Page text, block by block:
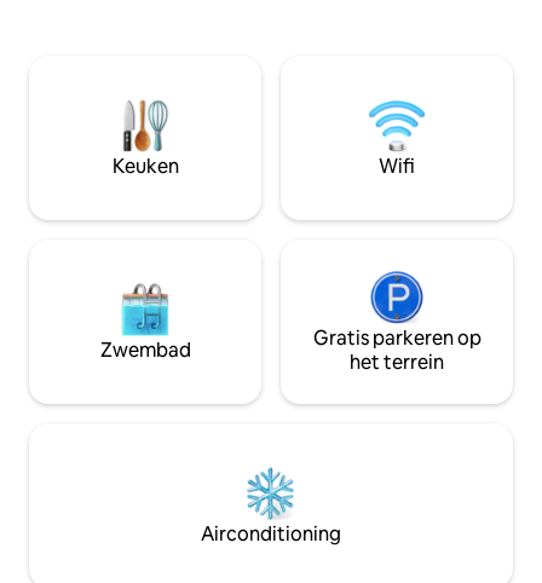
- Perfect voor ontspannende uitstapjes.
Gemak op deze centraal gelegen plek.
We hebben ook een uitklapbare
tweepersoonsslaapbank en een extra
toegestaan, volledig omheind huis
stijlvolle botsing
zullen ervoor
weg wilt!
Keuken Wifi
Zwembad
Gratis parkeren op
het terrein
Airconditioning